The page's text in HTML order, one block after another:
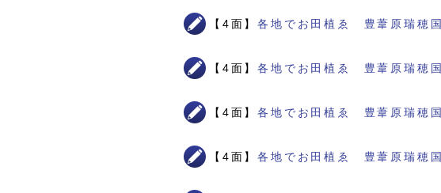
【4面】各地でお田植ゑ 豊葦原瑞穂国
【4面】各地でお田植ゑ 豊葦原瑞穂国
【4面】各地でお田植ゑ 豊葦原瑞穂国
【4面】各地でお田植ゑ 豊葦原瑞穂国